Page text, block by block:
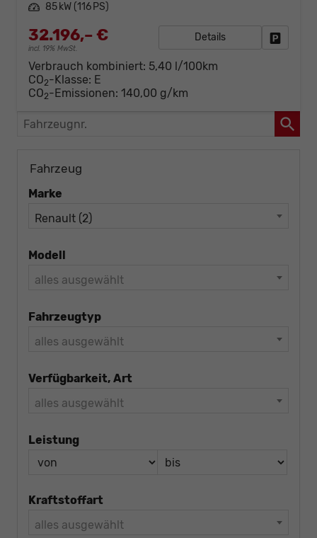
Leistung 85 kW (116 PS)
32.196,– €
incl. 19% MwSt.
Details
Verbrauch kombiniert: 5,40 l/100km
CO2-Klasse: E
CO2-Emissionen: 140,00 g/km
Fahrzeugnr.
Fahrzeug
Marke
Renault (2)
Modell
alles ausgewählt
Fahrzeugtyp
alles ausgewählt
Verfügbarkeit, Art
alles ausgewählt
Leistung
Kraftstoffart
alles ausgewählt